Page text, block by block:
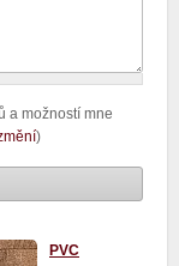
a možností mne
)
PVC